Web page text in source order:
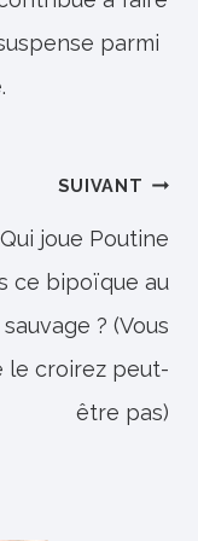
parmi
SUIVANT
Qui joue Poutine
ce bipoïque au
? (Vous
le croirez peut-
être pas)